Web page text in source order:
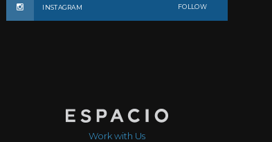
INSTAGRAM FOLLOW
Work with Us